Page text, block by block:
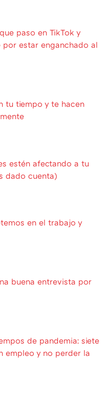
paso en TikTok y
estar enganchado al
tu tiempo y te hacen
estén afectando a tu
dado cuenta)
en el trabajo y
buena entrevista por
de pandemia: siete
empleo y no perder la